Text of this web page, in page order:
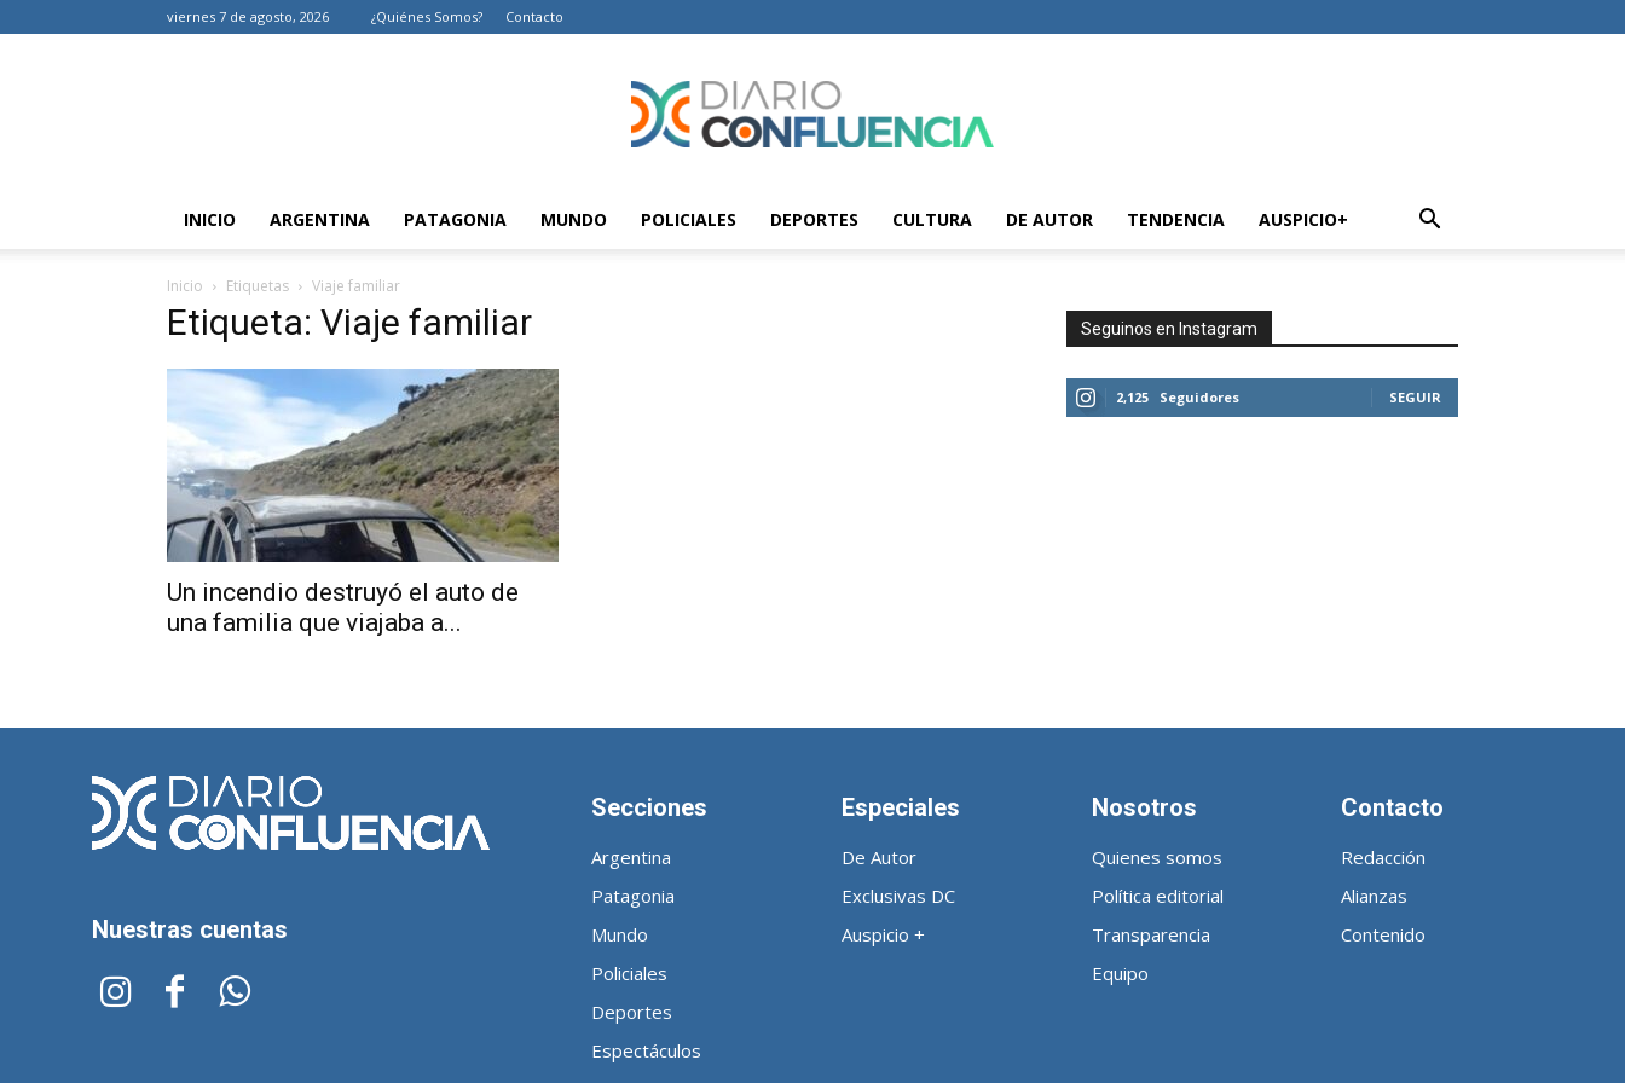
viernes 7 de agosto, 2026 ¿Quiénes Somos? Contacto
Diario
INICIO ARGENTINA PATAGONIA MUNDO POLICIALES DEPORTES CULTURA DE AUTOR TENDENCIA AUSPICIO+
Inicio Etiquetas Viaje familiar
Etiqueta: Viaje familiar
Un incendio destruyó el auto de
una familia que viajaba a...
Seguinos en Instagram
2,125 Seguidores SEGUIR
Nuestras cuentas
Secciones
Argentina
Patagonia
Mundo
Policiales
Deportes
Espectáculos
Especiales
De Autor
Exclusivas DC
Auspicio +
Nosotros
Quienes somos
Política editorial
Transparencia
Equipo
Contacto
Redacción
Alianzas
Contenido